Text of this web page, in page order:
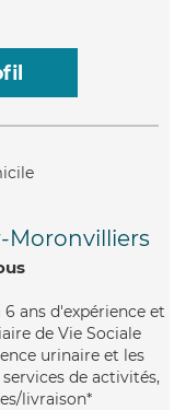
Moronvilliers
ans d'expérience et
de Vie Sociale
urinaire et les
de activités,
livraison*